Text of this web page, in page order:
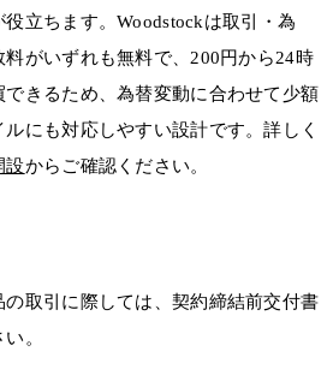
立ちます。Woodstockは取引・為
がいずれも無料で、200円から24時
きるため、為替変動に合わせて少額
にも対応しやすい設計です。詳しく
設からご確認ください。
の取引に際しては、契約締結前交付書
。